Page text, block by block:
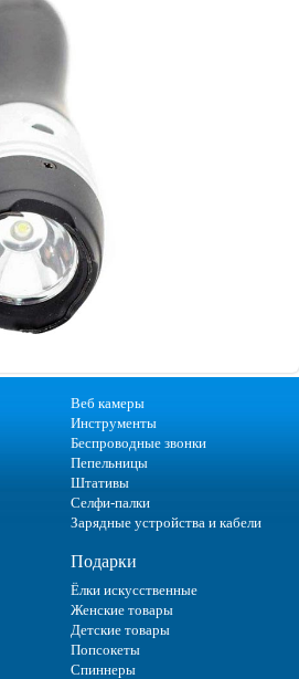
Веб камеры
Инструменты
Беспроводные звонки
Пепельницы
Штативы
Селфи-палки
Зарядные устройства и кабели
Подарки
Ёлки искусственные
Женские товары
Детские товары
Попсокеты
Спиннеры